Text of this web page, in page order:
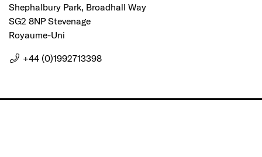
Shephalbury Park, Broadhall Way
SG2 8NP Stevenage
Royaume-Uni
+44 (0)1992713398